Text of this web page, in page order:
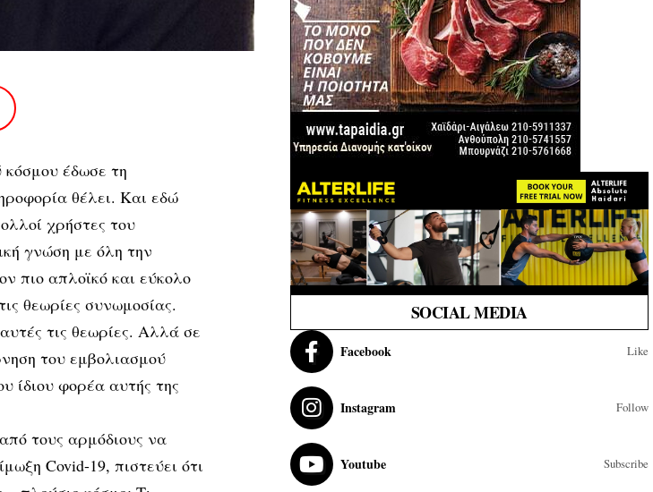
έδωσε τη
θέλει. Και εδώ
χρήστες του
γνώση με όλη την
πιο απλοϊκό και εύκολο
θεωρίες συνωμοσίας.
τις θεωρίες. Αλλά σε
του εμβολιασμού
ίδιου φορέα αυτής της
τους αρμόδιους να
Covid-19, πιστεύει ότι
SOCIAL MEDIA
Facebook Like
Instagram Follow
Youtube Subscribe